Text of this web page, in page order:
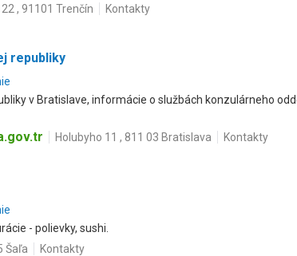
, 91101 Trenčín Kontakty
republiky
v Bratislave, informácie o službách konzulárneho
Holubyho 11 , 811 03 Bratislava Kontakty
- polievky, sushi.
Šaľa
Kontakty